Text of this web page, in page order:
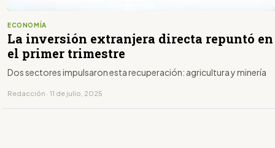
ECONOMÍA
La inversión extranjera directa repuntó en
el primer trimestre
Dos sectores impulsaron esta recuperación: agricultura y minería
Redacción · 11 de julio, 2025